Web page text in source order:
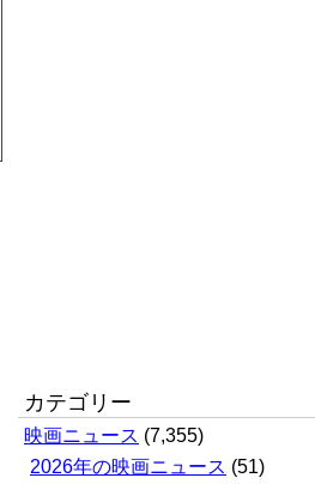
カテゴリー
映画ニュース (7,355)
2026年の映画ニュース (51)